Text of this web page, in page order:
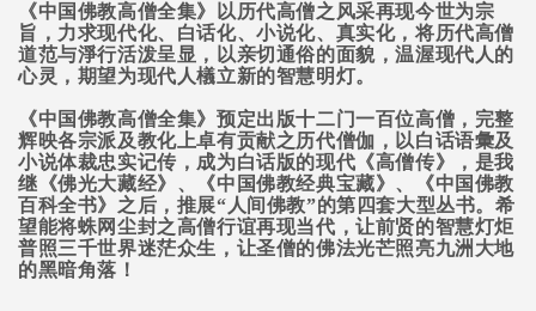
《中国佛教高僧全集》以历代高僧之风采再现今世为宗
旨，力求现代化、白话化、小说化、真实化，将历代高僧
道范与淨行活泼呈显，以亲切通俗的面貌，温渥现代人的
心灵，期望为现代人檥立新的智慧明灯。
《中国佛教高僧全集》预定出版十二门一百位高僧，完整
辉映各宗派及教化上卓有贡献之历代僧伽，以白话语彙及
小说体裁忠实记传，成为白话版的现代《高僧传》，是我
继《佛光大藏经》、《中国佛教经典宝藏》、《中国佛教
百科全书》之后，推展“人间佛教”的第四套大型丛书。希
望能将蛛网尘封之高僧行谊再现当代，让前贤的智慧灯炬
普照三千世界迷茫众生，让圣僧的佛法光芒照亮九洲大地
的黑暗角落！